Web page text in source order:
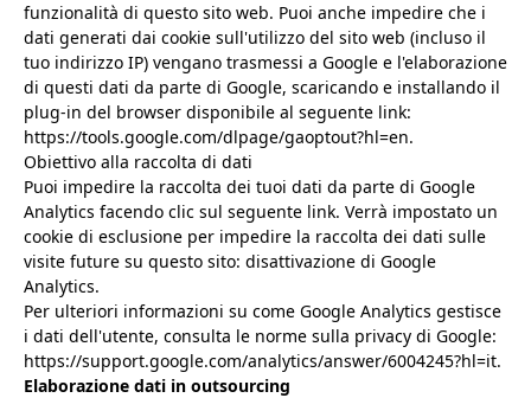
funzionalità di questo sito web. Puoi anche impedire che i
dati generati dai cookie sull'utilizzo del sito web (incluso il
tuo indirizzo IP) vengano trasmessi a Google e l'elaborazione
di questi dati da parte di Google, scaricando e installando il
plug-in del browser disponibile al seguente link:
https://tools.google.com/dlpage/gaoptout?hl=en.
Obiettivo alla raccolta di dati
Puoi impedire la raccolta dei tuoi dati da parte di Google
Analytics facendo clic sul seguente link. Verrà impostato un
cookie di esclusione per impedire la raccolta dei dati sulle
visite future su questo sito: disattivazione di Google
Analytics.
Per ulteriori informazioni su come Google Analytics gestisce
i dati dell'utente, consulta le norme sulla privacy di Google:
https://support.google.com/analytics/answer/6004245?hl=it.
Elaborazione dati in outsourcing